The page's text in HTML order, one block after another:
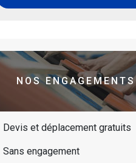
NOS ENGAGEMENTS
Devis et déplacement gratuits
Sans engagement